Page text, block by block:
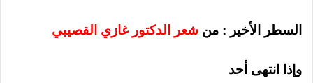
السطر الأخير : من شعر الدكتور غازي القصيبي
وإذا انتهى أحد